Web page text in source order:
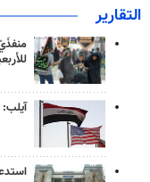
التقارير
آيلب: